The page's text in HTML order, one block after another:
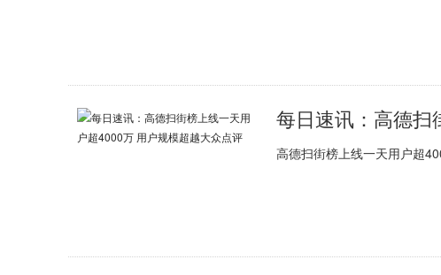
高德扫街榜上线一天用户超